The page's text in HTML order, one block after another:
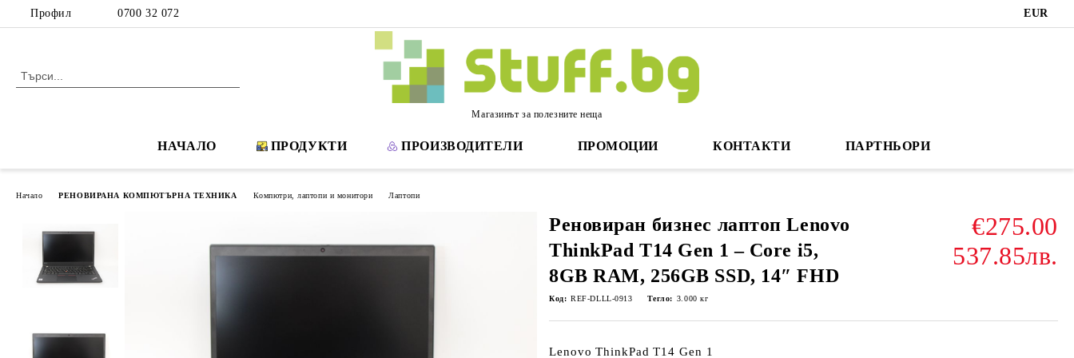
Профил 0700 32 072 EUR
Магазинът за полезните неща
НАЧАЛО ПРОДУКТИ ПРОИЗВОДИТЕЛИ ПРОМОЦИИ КОНТАКТИ ПАРТНЬОРИ
Начало РЕНОВИРАНА КОМПЮТЪРНА ТЕХНИКА Компютри, лаптопи и монитори Лаптопи
Реновиран бизнес лаптоп Lenovo
ThinkPad T14 Gen 1 – Core i5,
8GB RAM, 256GB SSD, 14″ FHD
€275.00
537.85лв.
Код: REF-DLLL-0913 Тегло: 3.000 кг
Lenovo ThinkPad T14 Gen 1